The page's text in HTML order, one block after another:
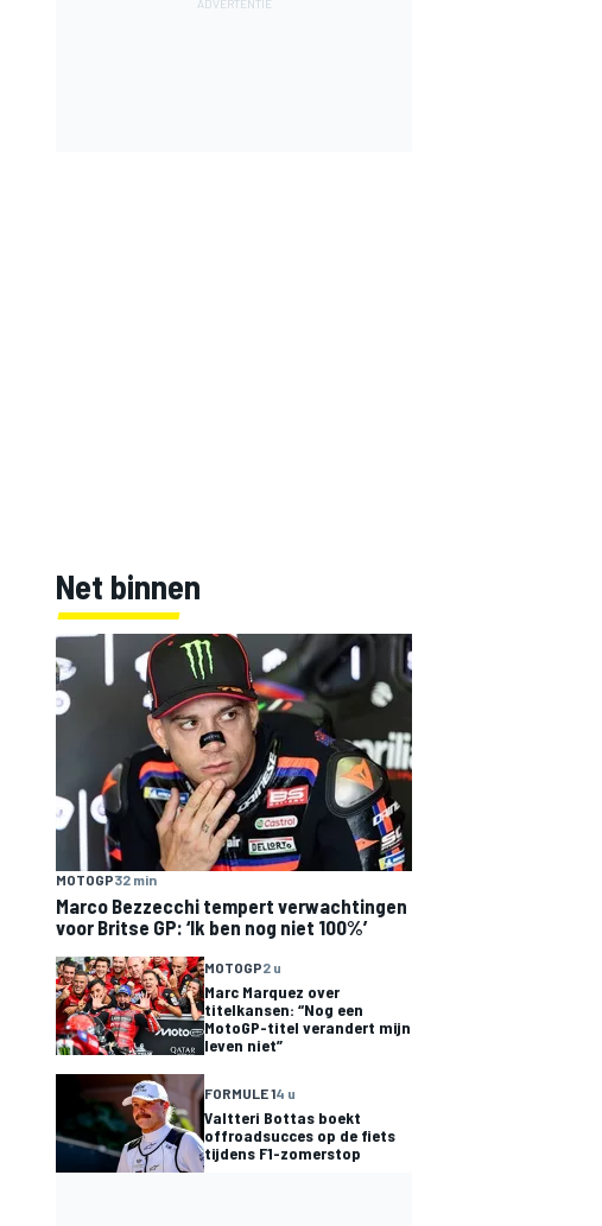
Net binnen
MOTOGP32 min
Marco Bezzecchi tempert verwachtingen
voor Britse GP: ‘Ik ben nog niet 100%’
MOTOGP2 u
Marc Marquez over
titelkansen: “Nog een
MotoGP-titel verandert mijn
leven niet”
FORMULE 14 u
Valtteri Bottas boekt
offroadsucces op de fiets
tijdens F1-zomerstop